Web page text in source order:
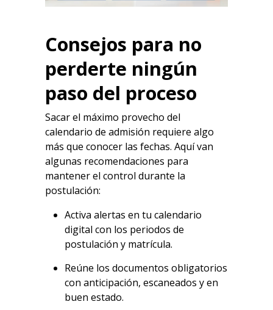
Consejos para no
perderte ningún
paso del proceso
Sacar el máximo provecho del
calendario de admisión requiere algo
más que conocer las fechas. Aquí van
algunas recomendaciones para
mantener el control durante la
postulación:
Activa alertas en tu calendario
digital con los periodos de
postulación y matrícula.
Reúne los documentos obligatorios
con anticipación, escaneados y en
buen estado.